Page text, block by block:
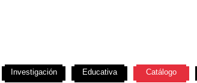
Investigación Educativa Catálogo